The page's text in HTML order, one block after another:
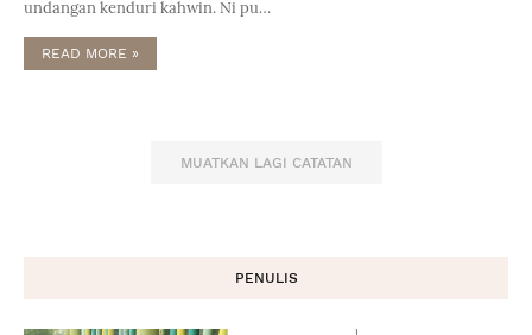
undangan kenduri kahwin. Ni pu…
READ MORE »
MUATKAN LAGI CATATAN
PENULIS